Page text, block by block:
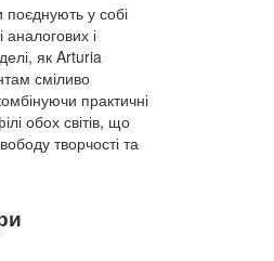
поєднують у собі
аналогових і
як Arturia
сміливо
практичні
обох світів, що
творчості та